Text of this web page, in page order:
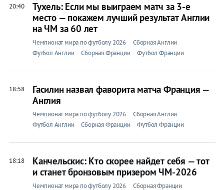
20:40
Тухель: Если мы выиграем матч за 3-е
место — покажем лучший результат Англии
на ЧМ за 60 лет
Чемпионат мира по футболу 2026
Сборная Англии
Футбол Англии
Сборная Франции Футбол Франции
18:58
Гасилин назвал фаворита матча Франция —
Англия
Чемпионат мира по футболу 2026
Сборная Англии
Футбол Англии
Сборная Франции Футбол Франции
18:18
Канчельскис: Кто скорее найдет себя — тот
и станет бронзовым призером ЧМ-2026
Чемпионат мира по футболу 2026 Сборная Франции